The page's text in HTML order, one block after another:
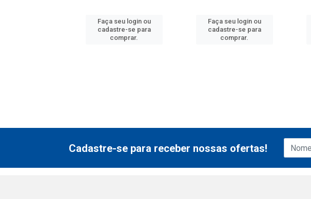
Faça seu login ou
cadastre-se para
comprar.
Faça seu login ou
cadastre-se para
comprar.
Cadastre-se para receber nossas ofertas!